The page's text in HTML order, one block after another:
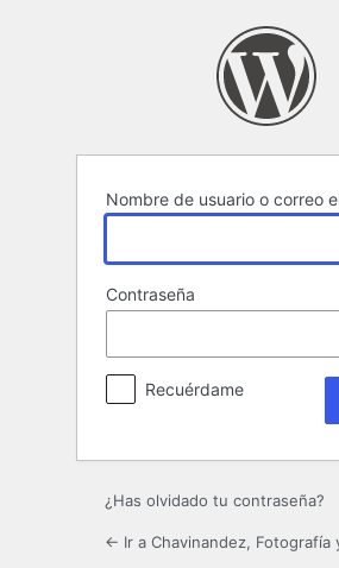
Nombre de usuario o correo
Contraseña
Recuérdame
¿Has olvidado tu contraseña?
← Ir a Chavinandez, Fotografía